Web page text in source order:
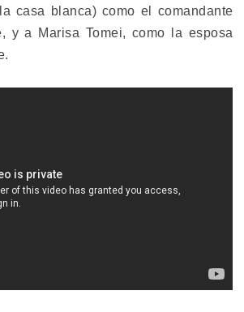
casa blanca) como el comandante
y a Marisa Tomei, como la esposa